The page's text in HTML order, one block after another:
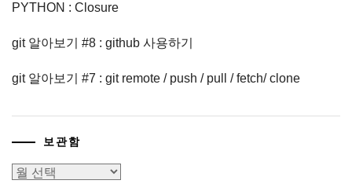
PYTHON : Closure
git 알아보기 #8 : github 사용하기
git 알아보기 #7 : git remote / push / pull / fetch/ clone
보관함
보